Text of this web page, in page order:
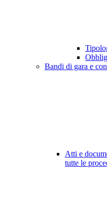
Bandi di gara e
Atti e
tutte le